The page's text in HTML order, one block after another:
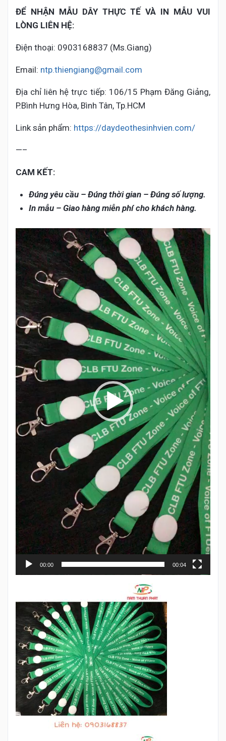
ĐỂ NHẬN MẪU DÂY THỰC TẾ VÀ IN MẪU VUI
LÒNG LIÊN HỆ:
Điện thoại: 0903168837 (Ms.Giang)
Email: ntp.thiengiang@gmail.com
Địa chỉ liên hệ trực tiếp: 106/15 Phạm Đăng Giảng,
P.Bình Hưng Hòa, Bình Tân, Tp.HCM
Link sản phẩm: https://daydeothesinhvien.com/
—–
CAM KẾT:
Đúng yêu cầu – Đúng thời gian – Đúng số lượng.
In mẫu – Giao hàng miễn phí cho khách hàng.
Trình
chơi
Video
00:00 00:04